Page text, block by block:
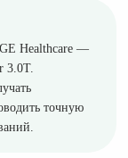
Healthcare —
3.0T.
точную